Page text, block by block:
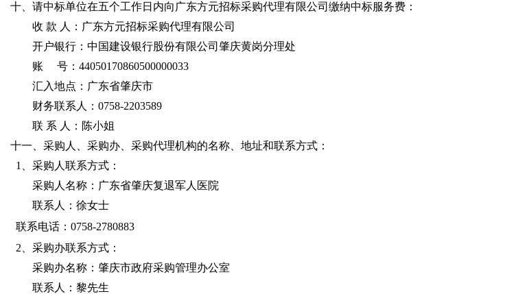
十、请中标单位在五个工作日内向广东方元招标采购代理有限公司缴纳中标服务费：
收 款 人：广东方元招标采购代理有限公司
开户银行：中国建设银行股份有限公司肇庆黄岗分理处
账 号：44050170860500000033
汇入地点：广东省肇庆市
财务联系人：0758-2203589
联 系 人：陈小姐
十一、采购人、采购办、采购代理机构的名称、地址和联系方式：
1、采购人联系方式：
采购人名称：广东省肇庆复退军人医院
联系人：徐女士
联系电话：0758-2780883
2、采购办联系方式：
采购办名称：肇庆市政府采购管理办公室
联系人：黎先生